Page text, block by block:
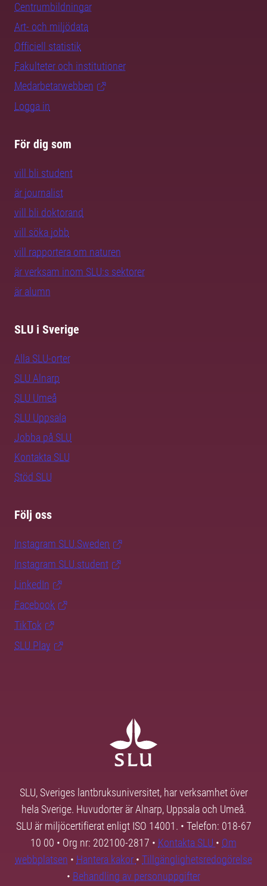
Centrumbildningar
Art- och miljödata
Officiell statistik
Fakulteter och institutioner
Medarbetarwebben
Logga in
För dig som
vill bli student
är journalist
vill bli doktorand
vill söka jobb
vill rapportera om naturen
är verksam inom SLU:s sektorer
är alumn
SLU i Sverige
Alla SLU-orter
SLU Alnarp
SLU Umeå
SLU Uppsala
Jobba på SLU
Kontakta SLU
Stöd SLU
Följ oss
Instagram SLU.Sweden
Instagram SLU.student
LinkedIn
Facebook
TikTok
SLU Play
SLU, Sveriges lantbruksuniversitet, har verksamhet över
hela Sverige. Huvudorter är Alnarp, Uppsala och Umeå.
SLU är miljöcertifierat enligt ISO 14001. • Telefon: 018-67
10 00 • Org nr: 202100-2817 • Kontakta SLU • Om
webbplatsen • Hantera kakor • Tillgänglighetsredogörelse
• Behandling av personuppgifter